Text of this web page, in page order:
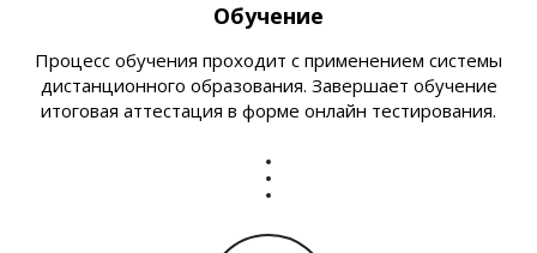
Обучение
Процесс обучения проходит с применением системы
дистанционного образования. Завершает обучение
итоговая аттестация в форме онлайн тестирования.